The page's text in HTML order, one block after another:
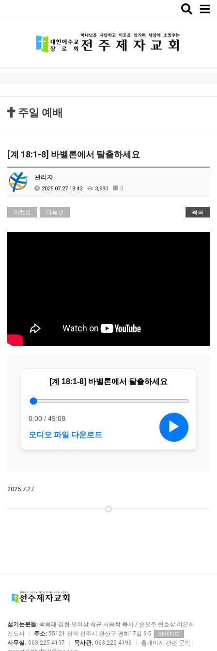
Toggle
주일 예배
[계 18:1-8] 바벨론에서 탈출하세요
관리자
2025.07.27 18:43 3,880 0
이전글 다음글 목록
2025.7.27
섬기는분들: 박용태·김협·유이상·최규·서승학 목사 / 손은주·변호상·이은희
전도사
주소: 55121 전북 전주시 완산구 평화17길 9-5 상세지도
사무실. 063-225-4197 목사관. 063-225-4196
홈페이지 관련 문의 :